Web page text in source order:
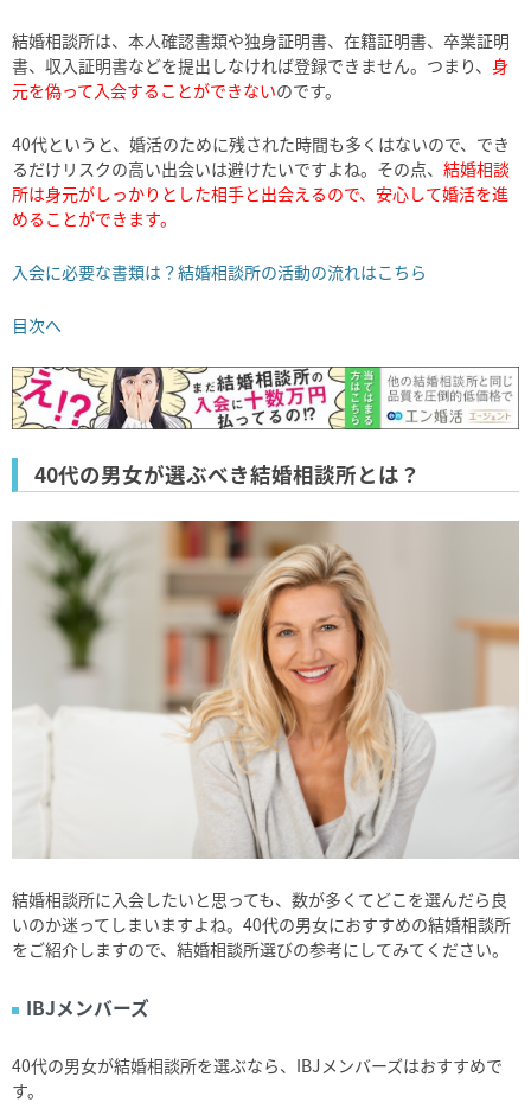
結婚相談所は、本人確認書類や独身証明書、在籍証明書、卒業証明
書、収入証明書などを提出しなければ登録できません。つまり、 身
元を偽って入会することができないのです。
40代というと、婚活のために残された時間も多くはないので、でき
るだけリスクの高い出会いは避けたいですよね。その点、 結婚相談
所は身元がしっかりとした相手と出会えるので、安心して婚活を進
めることができます。
入会に必要な書類は？結婚相談所の活動の流れはこちら
目次へ
40代の男女が選ぶべき結婚相談所とは？
結婚相談所に入会したいと思っても、数が多くてどこを選んだら良
いのか迷ってしまいますよね。40代の男女におすすめの結婚相談所
をご紹介しますので、結婚相談所選びの参考にしてみてください。
IBJメンバーズ
40代の男女が結婚相談所を選ぶなら、IBJメンバーズはおすすめで
す。